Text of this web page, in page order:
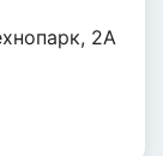
, 2А